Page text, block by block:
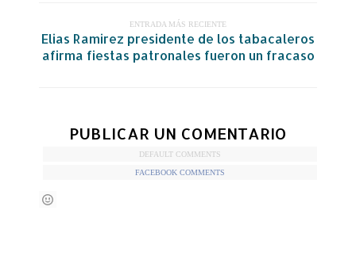
ENTRADA MÁS RECIENTE
Elias Ramirez presidente de los tabacaleros
afirma fiestas patronales fueron un fracaso
PUBLICAR UN COMENTARIO
DEFAULT COMMENTS
FACEBOOK COMMENTS